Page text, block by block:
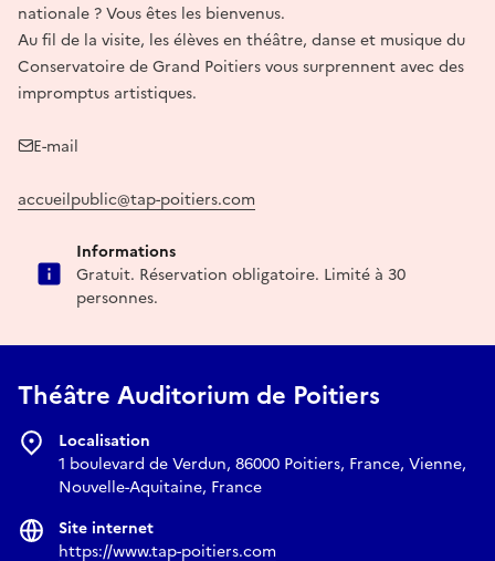
nationale ? Vous êtes les bienvenus.
Au fil de la visite, les élèves en théâtre, danse et musique du
Conservatoire de Grand Poitiers vous surprennent avec des
impromptus artistiques.
E-mail
accueilpublic@tap-poitiers.com
Informations
Gratuit. Réservation obligatoire. Limité à 30
personnes.
Théâtre Auditorium de Poitiers
Localisation
1 boulevard de Verdun, 86000 Poitiers, France, Vienne,
Nouvelle-Aquitaine, France
Site internet
https://www.tap-poitiers.com